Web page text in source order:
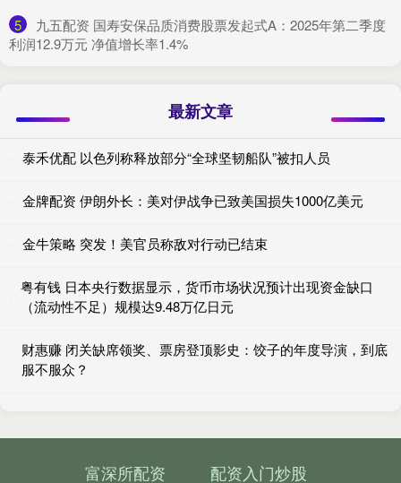
5
​九五配资 国寿安保品质消费股票发起式A：2025年第二季度
利润12.9万元 净值增长率1.4%
最新文章
泰禾优配 以色列称释放部分“全球坚韧船队”被扣人员
金牌配资 伊朗外长：美对伊战争已致美国损失1000亿美元
金牛策略 突发！美官员称敌对行动已结束
粤有钱 日本央行数据显示，货币市场状况预计出现资金缺口
（流动性不足）规模达9.48万亿日元
财惠赚 闭关缺席领奖、票房登顶影史：饺子的年度导演，到底
服不服众？
富深所配资 配资入门炒股